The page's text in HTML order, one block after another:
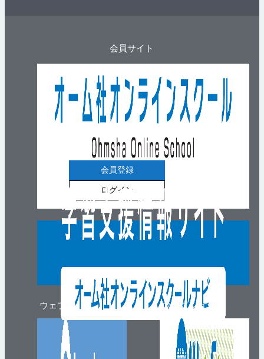
ウェブマガジン
会員サイト
会員登録
ログイン
ウェブショップ